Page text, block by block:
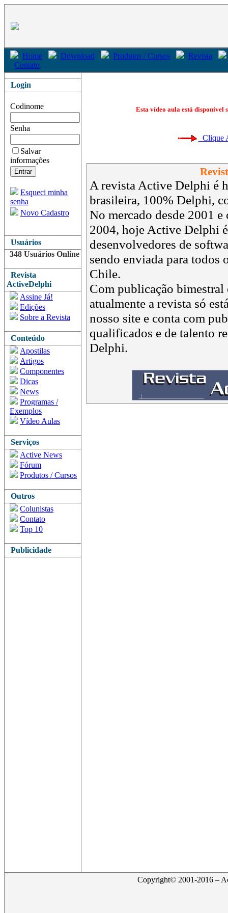
Home Download Produtos / Cursos
Revista
Contato
Login
Codinome
Senha
Salvar
informações
Esqueci minha
senha
Novo Cadastro
Usuários
348 Usuários Online
Revista
ActiveDelphi
Assine Já!
Edições
Sobre a Revista
Conteúdo
Apostilas
Artigos
Componentes
Dicas
News
Programas /
Exemplos
Vídeo Aulas
Serviços
Active News
Fórum
Produtos / Cursos
Outros
Colunistas
Contato
Top 10
Publicidade
Esta vídeo aula está disponível
Clique
A revista Active Delphi é
brasileira, 100% Delphi,
No mercado desde 2001
2004, hoje Active Delphi
desenvolvedores de
sendo enviada para todos
Chile.
Com publicação bimestral
atualmente a revista só
nosso site e conta com
qualificados e de talento
Delphi.
Copyright© 2001-2016 –